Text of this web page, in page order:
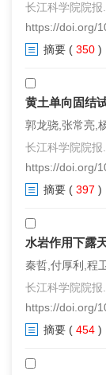
长江科学院院
https://doi.org/
摘要 ( 350 )
黄土单向固结
郭龙骁,张常亮,
长江科学院院
https://doi.org/
摘要 ( 397 )
水岩作用下露
秦哲,付厚利,程
长江科学院院
https://doi.org/
摘要 ( 454 )